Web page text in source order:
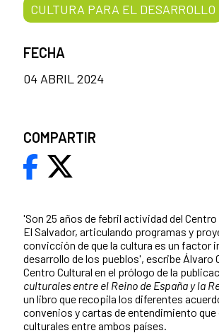
'Son 25 años de febril actividad del
El Salvador, articulando programas y
convicción de que la cultura es un factor
desarrollo de los pueblos', escribe Álvaro
Centro Cultural en el prólogo de la
culturales entre el Reino de España y la
un libro que recopila los diferentes
convenios y cartas de entendimiento
culturales entre ambos países.
CULTURA PARA EL DESARROLLO
FECHA
04 ABRIL 2024
COMPARTIR